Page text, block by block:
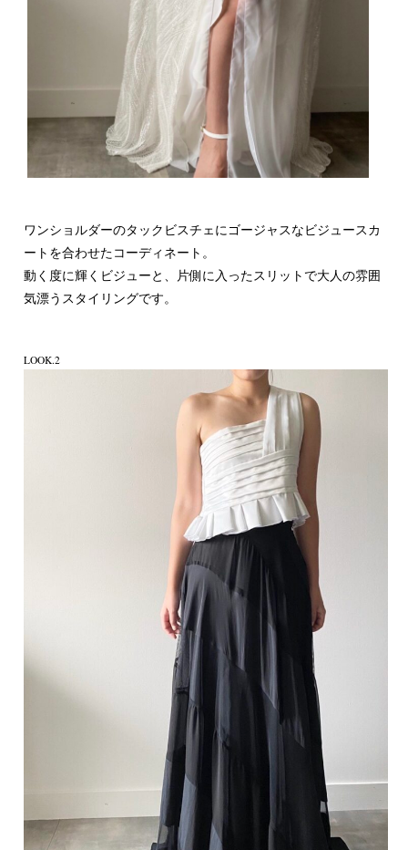
ワンショルダーのタックビスチェにゴージャスなビジュースカ
ートを合わせたコーディネート。
動く度に輝くビジューと、片側に入ったスリットで大人の雰囲
気漂うスタイリングです。
LOOK.2